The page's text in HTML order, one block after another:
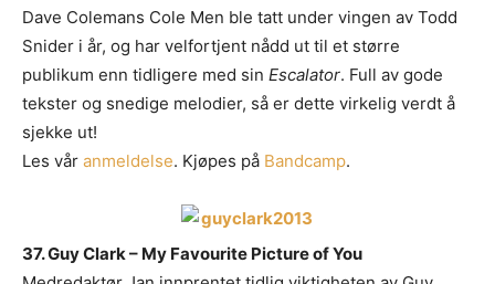
Dave Colemans Cole Men ble tatt under vingen av Todd
Snider i år, og har velfortjent nådd ut til et større
publikum enn tidligere med sin Escalator. Full av gode
tekster og snedige melodier, så er dette virkelig verdt å
sjekke ut!
Les vår anmeldelse. Kjøpes på Bandcamp.
37. Guy Clark – My Favourite Picture of You